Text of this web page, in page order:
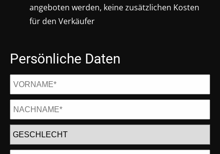
angeboten werden, keine zusätzlichen Kosten
für den Verkäufer
Persönliche Daten